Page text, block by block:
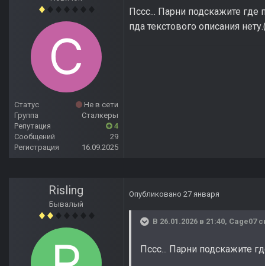
Статус
Не в сети
Группа
Сталкеры
Репутация
4
Сообщений
29
Регистрация
16.09.2025
Пссс... Парни подскажите
пда текстового описания
Risling
Бывалый
Опубликовано 27 января
В 26.01.2026 в 21:40, Cage07
Пссс... Парни подскажите